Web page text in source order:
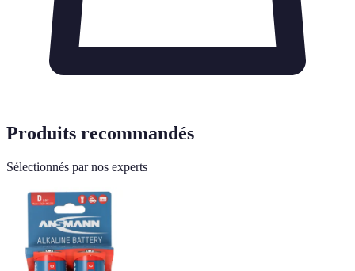
Produits recommandés
Sélectionnés par nos experts